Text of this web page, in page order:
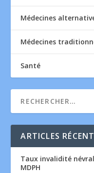
Médecines
Médecines
Santé
ARTICLES
Taux invalidité
MDPH